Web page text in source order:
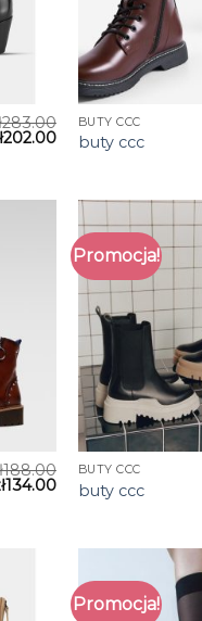
283.00
202.00
BUTY CCC
buty ccc
188.00
134.00
Promocja!
BUTY CCC
buty ccc
Promocja!